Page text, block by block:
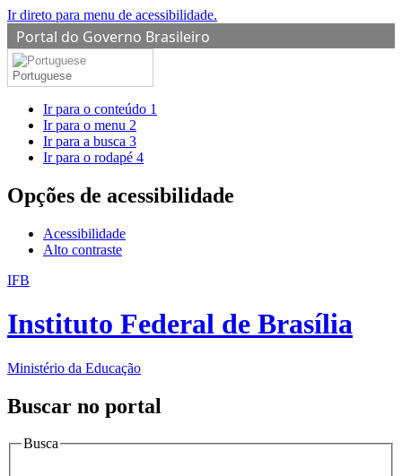
Ir direto para menu de acessibilidade.
Portal do Governo Brasileiro
Portuguese
Ir para o conteúdo 1
Ir para o menu 2
Ir para a busca 3
Ir para o rodapé 4
Opções de acessibilidade
Acessibilidade
Alto contraste
IFB
Instituto Federal de Brasília
Ministério da Educação
Buscar no portal
Busca